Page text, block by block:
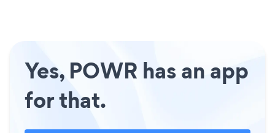
Yes, POWR has an app
for that.